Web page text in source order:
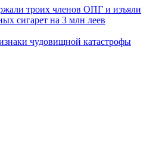
троих членов ОПГ и изъяли
сигарет на 3 млн леев
чудовищной катастрофы